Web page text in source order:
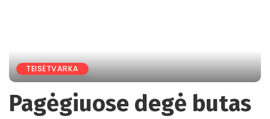
TEISĖTVARKA
Pagėgiuose degė butas